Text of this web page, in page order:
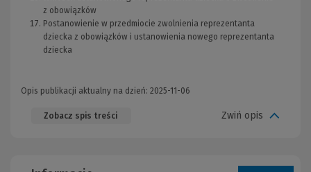
z obowiązków
Postanowienie w przedmiocie zwolnienia reprezentanta
dziecka z obowiązków i ustanowienia nowego reprezentanta
dziecka
Opis publikacji aktualny na dzień: 2025-11-06
Zobacz spis treści Zwiń opis